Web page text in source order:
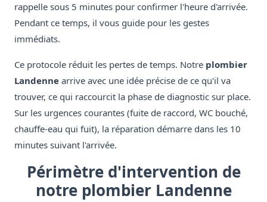
rappelle sous 5 minutes pour confirmer l'heure d'arrivée.
Pendant ce temps, il vous guide pour les gestes
immédiats.
Ce protocole réduit les pertes de temps. Notre plombier
Landenne arrive avec une idée précise de ce qu'il va
trouver, ce qui raccourcit la phase de diagnostic sur place.
Sur les urgences courantes (fuite de raccord, WC bouché,
chauffe-eau qui fuit), la réparation démarre dans les 10
minutes suivant l'arrivée.
Périmètre d'intervention de
notre plombier Landenne